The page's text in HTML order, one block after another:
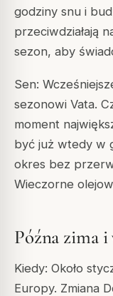
godziny snu i
przeciwdziałają
sezon, aby
Sen:
sezonowi Vata.
moment
być już wtedy w
okres bez
Wieczorne
Późna zima i
Kiedy: Około
Europy. Zmiana